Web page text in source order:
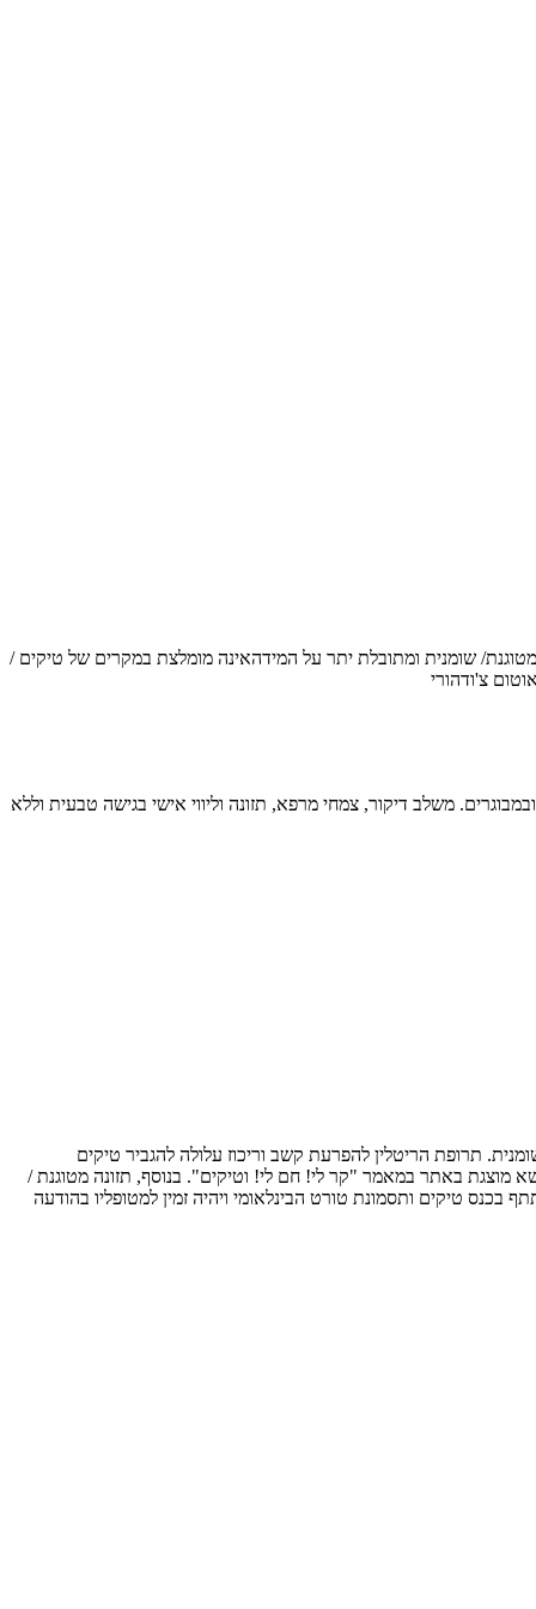
שומנית ומתובלת יתר על המידהאינה מומלצת במקרים של טיקים /
צ'ודהורי
טורט ברפואה סינית ואינטגרטיבית. מייסד מרכז טיקלס עם ניסיון של מעל 23 שנה בטיפול בילדים ובמבוגרים. משלב דיקור, צמחי מרפא, תזונה וליווי אישי בגישה טבעית וללא
תרופת הריטלין להפרעת קשב וריכוז עלולה להגביר טיקים
מוצגת באתר במאמר "קר לי! חם לי! וטיקים". בנוסף, תזונה מטוגנת /
במקרים של טיקים / תסמונת טורט והפרעת קשב וריכוז. בין התאריכים 16/6/26 - 20/6/26, גולן שרב ישתתף בכנס טיקים ותסמונת טורט הבינלאומי ויהיה זמין למטופליו בהודעה